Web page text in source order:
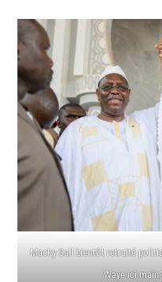
Macky Sall bientôt retraité
Waye ici main